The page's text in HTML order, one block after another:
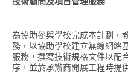
為協助參與學校完成本計劃，
務，以協助學校建立無線網絡
服務，撰寫技術規格文件以配
序，並於承辦商開展工程時提